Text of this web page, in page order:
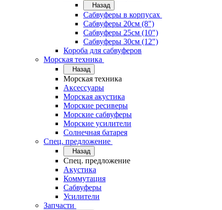
Назад
Сабвуферы в корпусах
Сабвуферы 20см (8")
Сабвуферы 25см (10")
Сабвуферы 30см (12")
Короба для сабвуферов
Морская техника
Назад
Морская техника
Аксессуары
Морская акустика
Морские ресиверы
Морские сабвуферы
Морские усилители
Солнечная батарея
Спец. предложение
Назад
Спец. предложение
Акустика
Коммутация
Сабвуферы
Усилители
Запчасти